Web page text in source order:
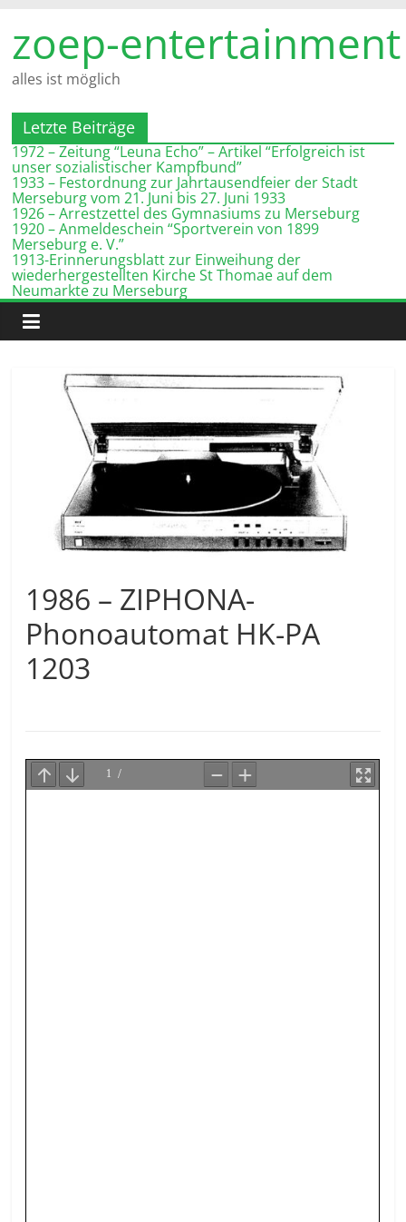
Inhalt
springen
zoep-entertainment
alles ist möglich
Letzte Beiträge
1972 – Zeitung “Leuna Echo” – Artikel “Erfolgreich ist
unser sozialistischer Kampfbund”
1933 – Festordnung zur Jahrtausendfeier der Stadt
Merseburg vom 21. Juni bis 27. Juni 1933
1926 – Arrestzettel des Gymnasiums zu Merseburg
1920 – Anmeldeschein “Sportverein von 1899
Merseburg e. V.”
1913-Erinnerungsblatt zur Einweihung der
wiederhergestellten Kirche St Thomae auf dem
Neumarkte zu Merseburg
1986 – ZIPHONA-
Phonoautomat HK-PA
1203